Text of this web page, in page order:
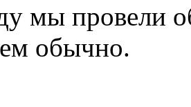
мы провели
обычно.